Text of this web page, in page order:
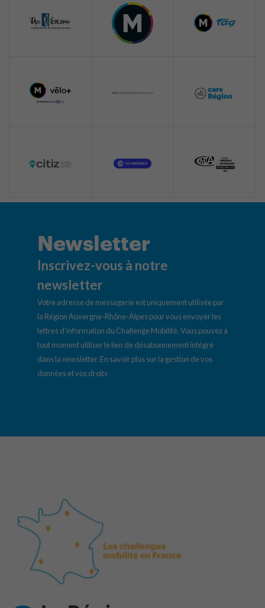
Newsletter
Inscrivez-vous à notre
newsletter
Votre adresse de messagerie est uniquement utilisée par
la Région Auvergne-Rhône-Alpes pour vous envoyer les
lettres d’information du Challenge Mobilité. Vous pouvez à
tout moment utiliser le lien de désabonnement intégré
dans la newsletter. En savoir plus sur la gestion de vos
données et vos droits